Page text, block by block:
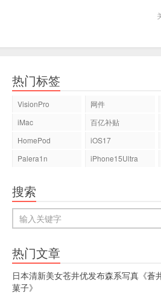
热门标签
VisionPro 网件
iMac
百亿补贴
HomePod
iOS17
Palera1n
iPhone15Ultra
搜索
热门文章
日本清新美女苍井优发布森系写真《蒼
菓子》